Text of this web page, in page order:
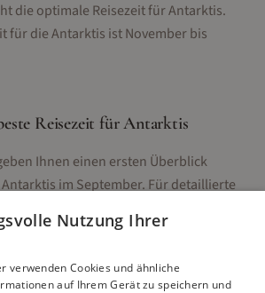
die optimale Reisezeit für Antarktis.
für die Antarktis ist November bis
Reisezeit fürAntarktis
Ihnen einen ersten Überblick
Antarktis im September. Für detaillierte
und Reisetipps besuchen Sie
Nutzung Ihrer
verwenden Cookies und ähnliche
auf Ihrem Gerät zu speichern und